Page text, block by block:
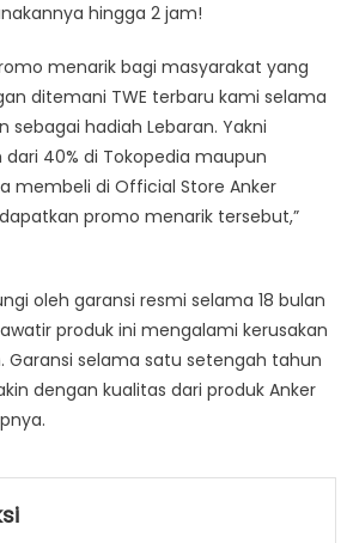
hingga 2 jam!
menarik bagi masyarakat yang
ditemani TWE terbaru kami selama
sebagai hadiah Lebaran. Yakni
40% di Tokopedia maupun
membeli di Official Store Anker
promo menarik tersebut,”
oleh garansi resmi selama 18 bulan
produk ini mengalami kerusakan
Garansi selama satu setengah tahun
dengan kualitas dari produk Anker